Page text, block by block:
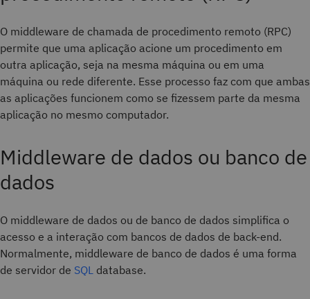
O middleware de chamada de procedimento remoto (RPC)
permite que uma aplicação acione um procedimento em
outra aplicação, seja na mesma máquina ou em uma
máquina ou rede diferente. Esse processo faz com que ambas
as aplicações funcionem como se fizessem parte da mesma
aplicação no mesmo computador.
Middleware de dados ou banco de
dados
O middleware de dados ou de banco de dados simplifica o
acesso e a interação com bancos de dados de back-end.
Normalmente, middleware de banco de dados é uma forma
de servidor de SQL database.